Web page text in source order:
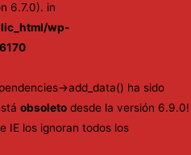
6.7.0). in
wp-
6170
>add_data() ha sido
obsoleto desde la versión 6.9.0!
IE los ignoran todos los